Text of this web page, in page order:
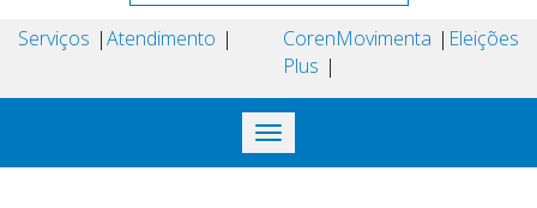
Serviços Atendimento
Coren
Plus
Movimenta Eleições
Toggle
navigation